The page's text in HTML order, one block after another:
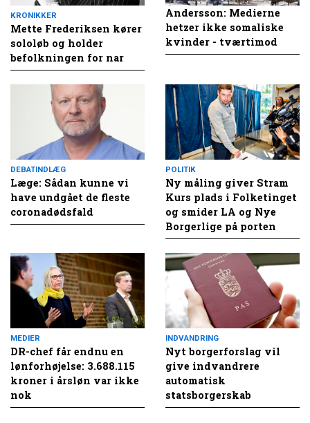
KRONIKKER
Mette Frederiksen kører
sololøb og holder
befolkningen for nar
Andersson: Medierne
hetzer ikke somaliske
kvinder - tværtimod
DEBATINDLÆG
Læge: Sådan kunne vi
have undgået de fleste
coronadødsfald
POLITIK
Ny måling giver Stram
Kurs plads i Folketinget
og smider LA og Nye
Borgerlige på porten
MEDIER
DR-chef får endnu en
lønforhøjelse: 3.688.115
kroner i årsløn var ikke
nok
INDVANDRING
Nyt borgerforslag vil
give indvandrere
automatisk
statsborgerskab